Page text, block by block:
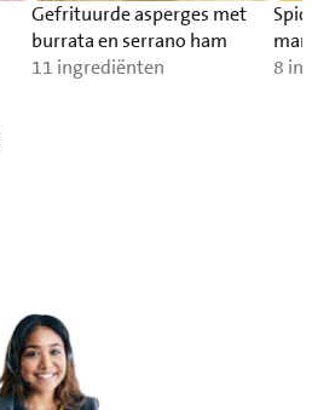
Gefrituurde asperges met
burrata en serrano ham
11 ingrediënten
8